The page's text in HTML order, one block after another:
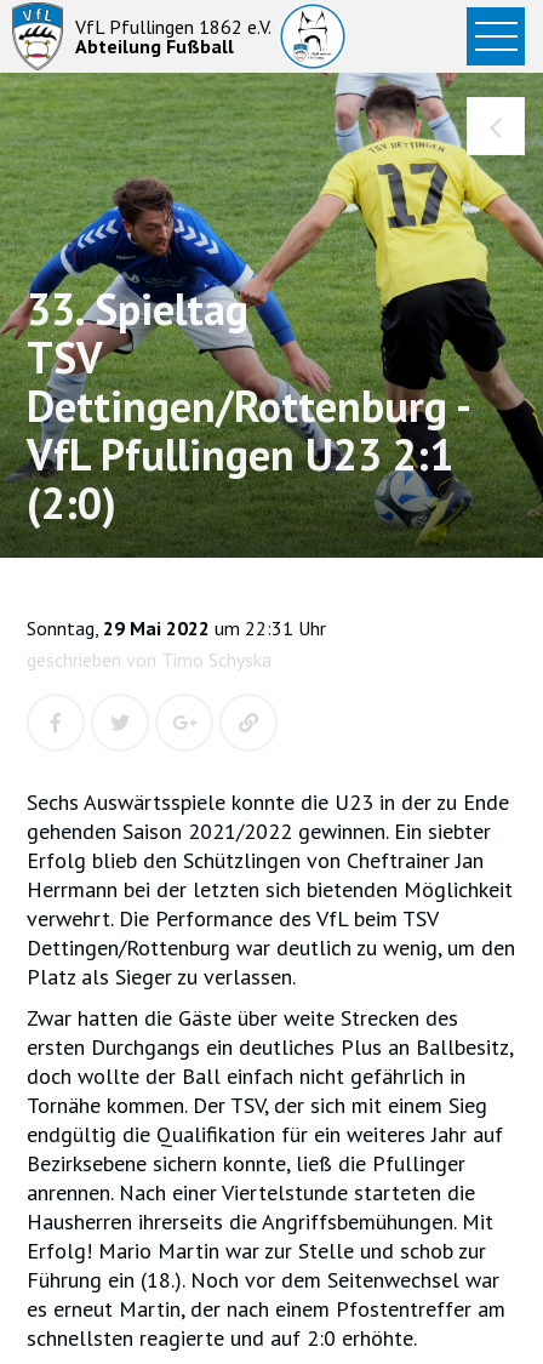
VfL Pfullingen 1862 e.V.
Abteilung Fußball
Startseite
News
Aktive
Junioren
Abteilung
33. Spieltag
TSV
Dettingen/Rottenburg -
VfL Pfullingen U23 2:1
(2:0)
Sonntag, 29 Mai 2022 um 22:31 Uhr
geschrieben von Timo Schyska
Sechs Auswärtsspiele konnte die U23 in der zu Ende
gehenden Saison 2021/2022 gewinnen. Ein siebter
Erfolg blieb den Schützlingen von Cheftrainer Jan
Herrmann bei der letzten sich bietenden Möglichkeit
verwehrt. Die Performance des VfL beim TSV
Dettingen/Rottenburg war deutlich zu wenig, um den
Platz als Sieger zu verlassen.
Zwar hatten die Gäste über weite Strecken des
ersten Durchgangs ein deutliches Plus an Ballbesitz,
doch wollte der Ball einfach nicht gefährlich in
Tornähe kommen. Der TSV, der sich mit einem Sieg
endgültig die Qualifikation für ein weiteres Jahr auf
Bezirksebene sichern konnte, ließ die Pfullinger
anrennen. Nach einer Viertelstunde starteten die
Hausherren ihrerseits die Angriffsbemühungen. Mit
Erfolg! Mario Martin war zur Stelle und schob zur
Führung ein (18.). Noch vor dem Seitenwechsel war
es erneut Martin, der nach einem Pfostentreffer am
schnellsten reagierte und auf 2:0 erhöhte.